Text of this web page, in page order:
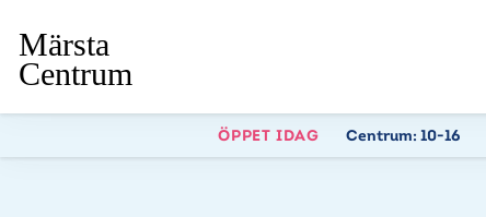
ÖPPET IDAG Centrum: 10-16